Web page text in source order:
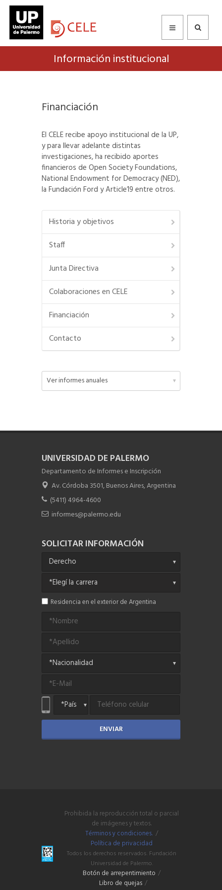
Información institucional
Financiación
El CELE recibe apoyo institucional de la UP,
y para llevar adelante distintas
investigaciones, ha recibido aportes
financieros de Open Society Foundations,
National Endowment for Democracy (NED),
la Fundación Ford y Article19 entre otros.
Historia y objetivos
Staff
Junta Directiva
Colaboraciones en CELE
Financiación
Contacto
UNIVERSIDAD DE PALERMO
Departamento de Informes e Inscripción
Av. Córdoba 3501, Buenos Aires, Argentina
(5411) 4964-4600
informes@palermo.edu
SOLICITAR INFORMACIÓN
Residencia en el exterior de Argentina
ENVIAR
Prohibida la reproducción total o parcial
de imágenes y textos.
Términos y condiciones. /
Política de privacidad
Todos los derechos reservados. Fundación
Universidad de Palermo.
Botón de arrepentimiento /
Libro de quejas /